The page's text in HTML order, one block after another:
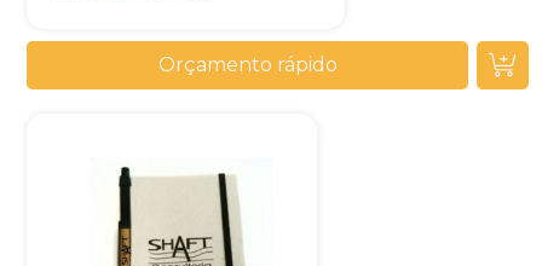
Orçamento rápido